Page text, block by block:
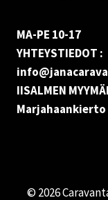
MA-PE 10-17
YHTEYSTIEDOT :
IISALMEN
© 2026